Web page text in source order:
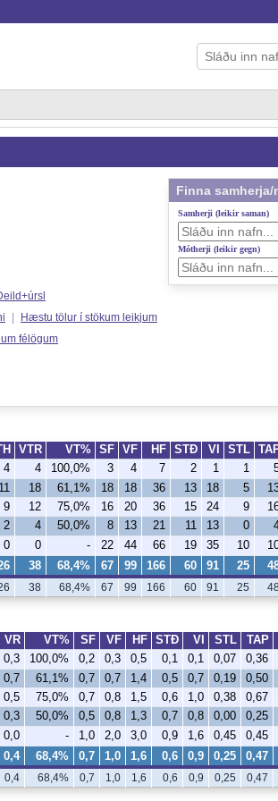
|
Hæstu tölur í stökum leikjum
félögum
Finna samherja/
Samherji (leikir saman)
Mótherji (leikir gegn)
VTR VT% SF VF HF STÐ VI STL
4 4 100,0% 3 4 7 2 1 1
11 18 61,1% 18 18 36 13 18 5
9 12 75,0% 16 20 36 15 24 9
2 4 50,0% 8 13 21 11 13 0
0 0 - 22 44 66 19 35 10
38 68,4% 67 99 166 60 91 25
38 68,4% 67 99 166 60 91 25 48
VR VT% SF VF HF STÐ VI STL TAP
0,3 100,0% 0,2 0,3 0,5 0,1 0,1 0,07 0,36
0,7 61,1% 0,7 0,7 1,4 0,5 0,7 0,19 0,50
0,5 75,0% 0,7 0,8 1,5 0,6 1,0 0,38 0,67
0,3 50,0% 0,5 0,8 1,3 0,7 0,8 0,00 0,25
0,0 - 1,0 2,0 3,0 0,9 1,6 0,45 0,45
0,4 68,4% 0,7 1,0 1,6 0,6 0,9 0,25 0,47
0,4 68,4% 0,7 1,0 1,6 0,6 0,9 0,25 0,47